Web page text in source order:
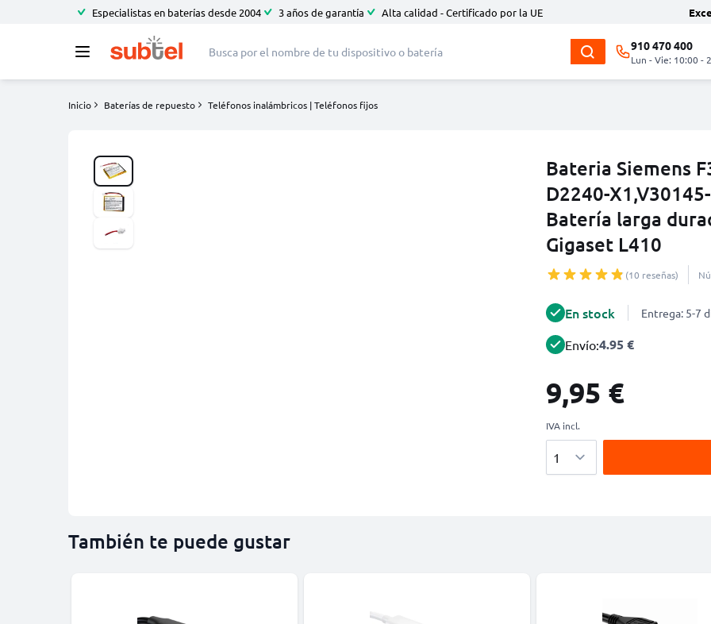
Especialistas en baterías desde 2004 3 años de garantía Alta calidad - Certificado por la UE
910 470 400
Lun - Vie: 10:00 -
Inicio Baterías de repuesto Teléfonos inalámbricos | Teléfonos fijos
Bateria Siemens
D2240-
Batería larga
Gigaset L410
(10 reseñas)
En stock Entrega: 5-7
Envío:4.95 €
9,95 €
IVA incl.
También te puede gustar